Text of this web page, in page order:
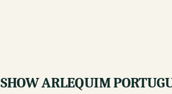
ARLEQUIM